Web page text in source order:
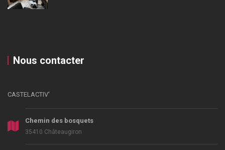
Nous contacter
CASTELACTIV'
Chemin des bosquets
35410 Châteaugiron